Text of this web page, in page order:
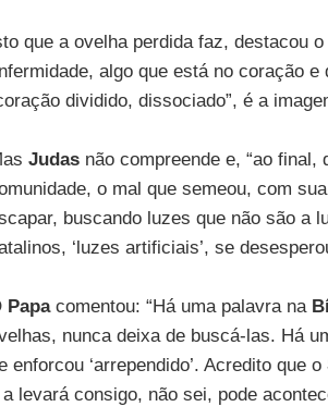
que a ovelha perdida faz, destacou o
algo que está no coração
dividido, dissociado”, é a
Judasnão compreende e, “ao final,
o mal que semeou, com
buscando luzes que não são a
‘luzes artificiais’, se
Papacomentou: “Há uma palavra na
nunca deixa de buscá-las. Há
enforcou ‘arrependido’. Acredito que o
levará consigo, não sei, pode